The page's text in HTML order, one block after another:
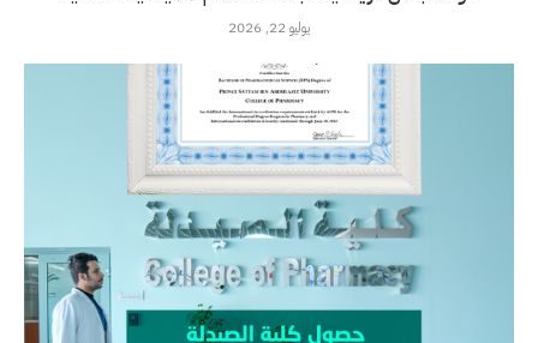
يوليو 22, 2026